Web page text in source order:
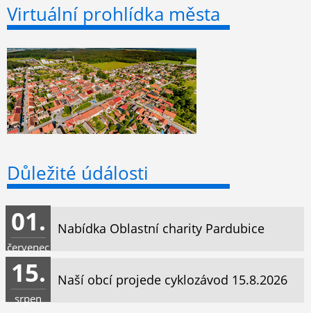
Virtuální prohlídka města
Důležité údálosti
Nabídka Oblastní charity Pardubice
01.
červenec
Naší obcí projede cyklozávod 15.8.2026
15.
srpen